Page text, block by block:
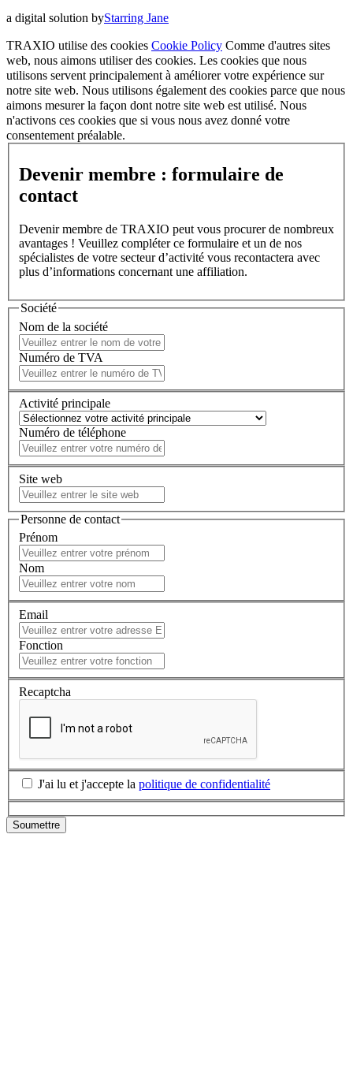
a digital solution byStarring Jane
TRAXIO utilise des cookies Cookie Policy Comme d'autres sites
web, nous aimons utiliser des cookies. Les cookies que nous
utilisons servent principalement à améliorer votre expérience sur
notre site web. Nous utilisons également des cookies parce que nous
aimons mesurer la façon dont notre site web est utilisé. Nous
n'activons ces cookies que si vous nous avez donné votre
consentement préalable.
Devenir membre : formulaire de
contact
Devenir membre de TRAXIO peut vous procurer de nombreux
avantages ! Veuillez compléter ce formulaire et un de nos
spécialistes de votre secteur d’activité vous recontactera avec
plus d’informations concernant une affiliation.
Société
Nom de la société
Numéro de TVA
Activité principale
Numéro de téléphone
Site web
Personne de contact
Prénom
Nom
Email
Fonction
Recaptcha
J'ai lu et j'accepte la politique de confidentialité